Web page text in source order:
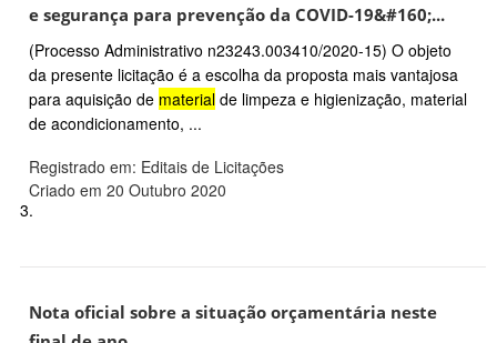
e segurança para prevenção da COVID-19&#160;...
(Processo Administrativo n23243.003410/2020-15) O objeto
da presente licitação é a escolha da proposta mais vantajosa
para aquisição de material de limpeza e higienização, material
de acondicionamento, ...
Registrado em: Editais de Licitações
Criado em 20 Outubro 2020
3.
Nota oficial sobre a situação orçamentária neste